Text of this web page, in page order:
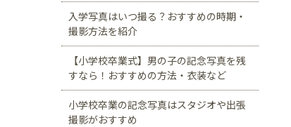
入学写真はいつ撮る？おすすめの時期・
撮影方法を紹介
【小学校卒業式】男の子の記念写真を残
すなら！おすすめの方法・衣装など
小学校卒業の記念写真はスタジオや出張
撮影がおすすめ